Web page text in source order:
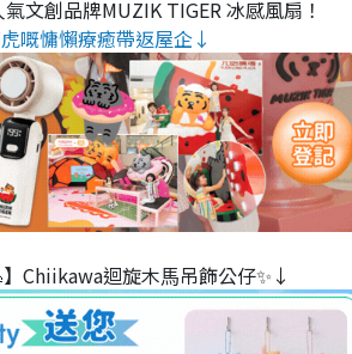
氣文創品牌MUZIK TIGER 冰感風扇！
嘅慵懶療癒帶返屋企↓
Chiikawa迴旋木⾺吊飾公仔✨↓